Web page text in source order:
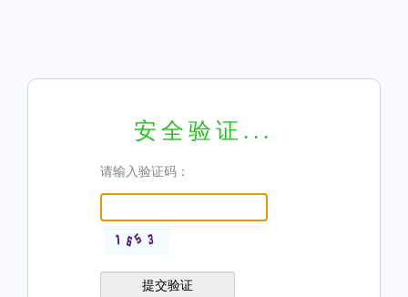
安全验证...
请输入验证码：